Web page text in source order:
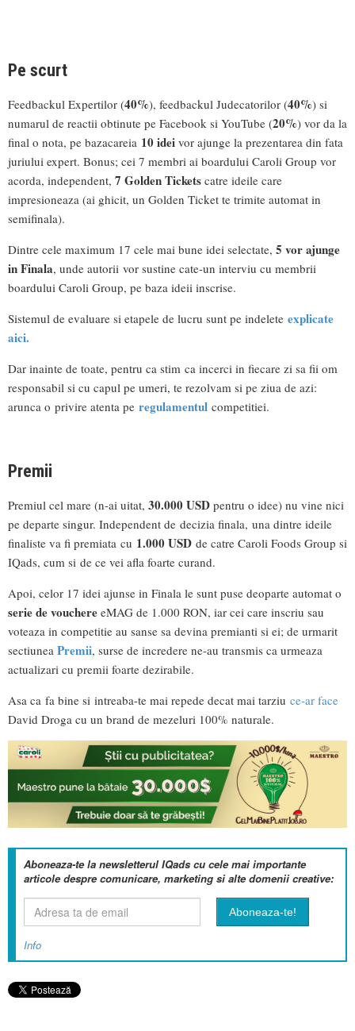
Pe scurt
Feedbackul Expertilor (40%), feedbackul Judecatorilor (40%) si
numarul de reactii obtinute pe Facebook si YouTube (20%) vor da la
final o nota, pe bazacareia 10 idei vor ajunge la prezentarea din fata
juriului expert. Bonus; cei 7 membri ai boardului Caroli Group vor
acorda, independent, 7 Golden Tickets catre ideile care
impresioneaza (ai ghicit, un Golden Ticket te trimite automat in
semifinala).
Dintre cele maximum 17 cele mai bune idei selectate, 5 vor ajunge
in Finala, unde autorii vor sustine cate-un interviu cu membrii
boardului Caroli Group, pe baza ideii inscrise.
Sistemul de evaluare si etapele de lucru sunt pe indelete explicate
aici.
Dar inainte de toate, pentru ca stim ca incerci in fiecare zi sa fii om
responsabil si cu capul pe umeri, te rezolvam si pe ziua de azi:
arunca o privire atenta pe regulamentul competitiei.
Premii
Premiul cel mare (n-ai uitat, 30.000 USD pentru o idee) nu vine nici
pe departe singur. Independent de decizia finala, una dintre ideile
finaliste va fi premiata cu 1.000 USD de catre Caroli Foods Group si
IQads, cum si de ce vei afla foarte curand.
Apoi, celor 17 idei ajunse in Finala le sunt puse deoparte automat o
serie de vouchere eMAG de 1.000 RON, iar cei care inscriu sau
voteaza in competitie au sanse sa devina premianti si ei; de urmarit
sectiunea Premii, surse de incredere ne-au transmis ca urmeaza
actualizari cu premii foarte dezirabile.
Asa ca fa bine si intreaba-te mai repede decat mai tarziu ce-ar face
David Droga cu un brand de mezeluri 100% naturale.
Aboneaza-te la newsletterul IQads cu cele mai importante
articole despre comunicare, marketing si alte domenii creative:
Info